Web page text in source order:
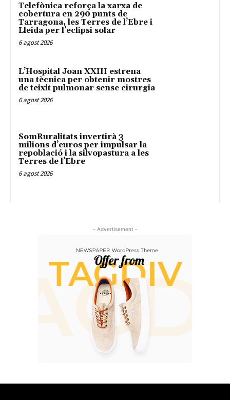
Telefònica reforça la xarxa de
cobertura en 290 punts de
Tarragona, les Terres de l’Ebre i
Lleida per l’eclipsi solar
6 agost 2026
L’Hospital Joan XXIII estrena
una tècnica per obtenir mostres
de teixit pulmonar sense cirurgia
6 agost 2026
SomRuralitats invertirà 3
milions d’euros per impulsar la
repoblació i la silvopastura a les
Terres de l’Ebre
6 agost 2026
- Advertisement -